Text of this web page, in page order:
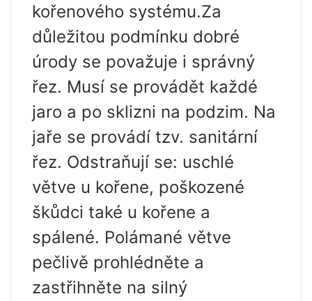
kořenového systému.Za
důležitou podmínku dobré
úrody se považuje i správný
řez. Musí se provádět každé
jaro a po sklizni na podzim. Na
jaře se provádí tzv. sanitární
řez. Odstraňují se: uschlé
větve u kořene, poškozené
škůdci také u kořene a
spálené. Polámané větve
pečlivě prohlédněte a
zastřihněte na silný